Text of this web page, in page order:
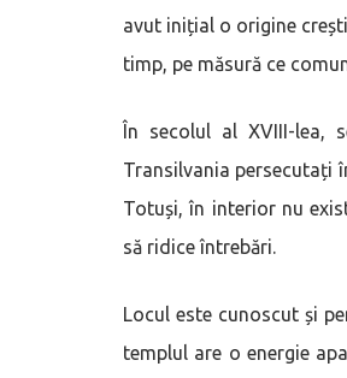
avut inițial o origine
timp, pe măsură ce
În secolul al XVIII-lea,
Transilvania persecutați
Totuși, în interior nu
să ridice întrebări.
Locul este cunoscut și
templul are o energie